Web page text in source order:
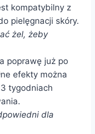
kompatybilny z
pielęgnacji skóry.
żel, żeby
poprawę już po
efekty można
tygodniach
dla